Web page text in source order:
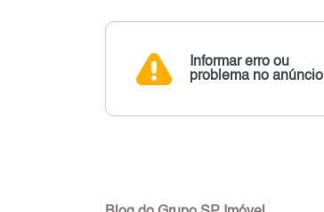
Informar erro ou
problema no anúncio